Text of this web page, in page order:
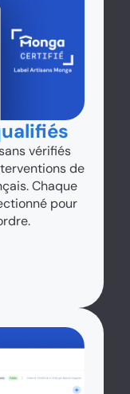
vérifiés
de
Chaque
pour